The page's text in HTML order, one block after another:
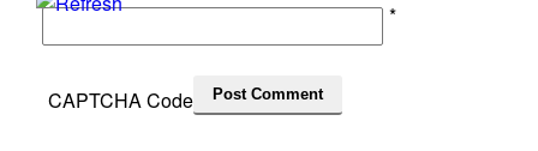
CAPTCHA Code
*